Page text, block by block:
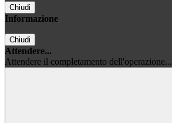
Chiudi
Informazione
Chiudi
Attendere...
Attendere il completamento dell'operazione...